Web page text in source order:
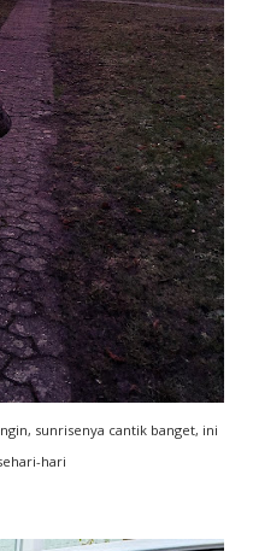
sunrisenya cantik banget, ini
hari